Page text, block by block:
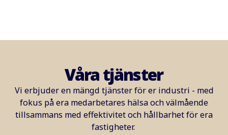
Våra tjänster
Vi erbjuder en mängd tjänster för er industri - med
fokus på era medarbetares hälsa och välmående
tillsammans med effektivitet och hållbarhet för era
fastigheter.